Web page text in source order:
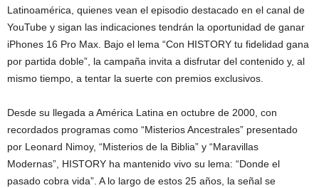
Latinoamérica, quienes vean el episodio destacado en el canal de
YouTube y sigan las indicaciones tendrán la oportunidad de ganar
iPhones 16 Pro Max. Bajo el lema “Con HISTORY tu fidelidad gana
por partida doble”, la campaña invita a disfrutar del contenido y, al
mismo tiempo, a tentar la suerte con premios exclusivos.
Desde su llegada a América Latina en octubre de 2000, con
recordados programas como “Misterios Ancestrales” presentado
por Leonard Nimoy, “Misterios de la Biblia” y “Maravillas
Modernas”, HISTORY ha mantenido vivo su lema: “Donde el
pasado cobra vida”. A lo largo de estos 25 años, la señal se